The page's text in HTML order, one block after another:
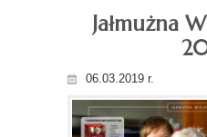
Jałmużna
06.03.2019 r.